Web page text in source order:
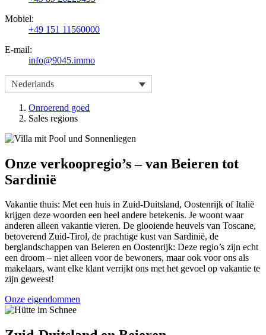
Mobiel:
+49 151 11560000
E-mail:
info@9045.immo
Nederlands
Onroerend goed
Sales regions
Onze verkoopregio’s – van Beieren tot
Sardinië
Vakantie thuis: Met een huis in Zuid-Duitsland, Oostenrijk of Italië
krijgen deze woorden een heel andere betekenis. Je woont waar
anderen alleen vakantie vieren. De glooiende heuvels van Toscane,
betoverend Zuid-Tirol, de prachtige kust van Sardinië, de
berglandschappen van Beieren en Oostenrijk: Deze regio’s zijn echt
een droom – niet alleen voor de bewoners, maar ook voor ons als
makelaars, want elke klant verrijkt ons met het gevoel op vakantie te
zijn geweest!
Onze eigendommen